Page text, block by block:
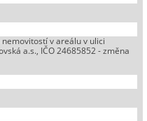
v areálu v ulici
a.s., IČO 24685852 - změna